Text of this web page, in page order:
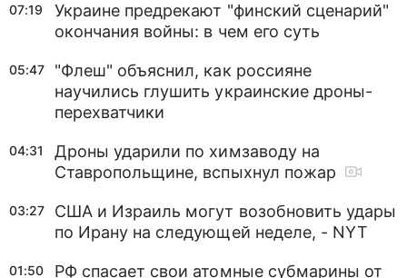
07:19
Украине предрекают "финский сценарий"
окончания войны: в чем его суть
05:47
"Флеш" объяснил, как россияне
научились глушить украинские дроны-
перехватчики
04:31
Дроны ударили по химзаводу на
Ставропольщине, вспыхнул пожар
03:27
США и Израиль могут возобновить удары
по Ирану на следующей неделе, - NYT
01:50
РФ спасает свои атомные субмарины от